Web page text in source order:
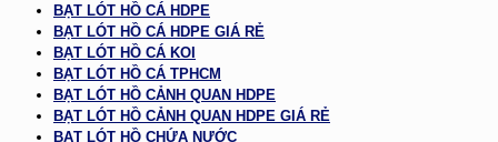
BẠT LÓT HỒ CÁ HDPE
BẠT LÓT HỒ CÁ HDPE GIÁ RẺ
BẠT LÓT HỒ CÁ KOI
BẠT LÓT HỒ CÁ TPHCM
BẠT LÓT HỒ CẢNH QUAN HDPE
BẠT LÓT HỒ CẢNH QUAN HDPE GIÁ RẺ
BẠT LÓT HỒ CHỨA NƯỚC